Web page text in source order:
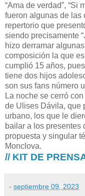
“Ama de verdad”, “Si
fueron algunas de las
repertorio que
siendo precisamente
hizo derramar
composición la que
cumplió 15 años,
tiene dos hijos
son sus fans número
La noche se cerró
de Ulises Dávila, que
urbano, los que le
bailar a los presentes
propuesta y singular
Monclova.
// KIT DE
- septiembre 09, 2023